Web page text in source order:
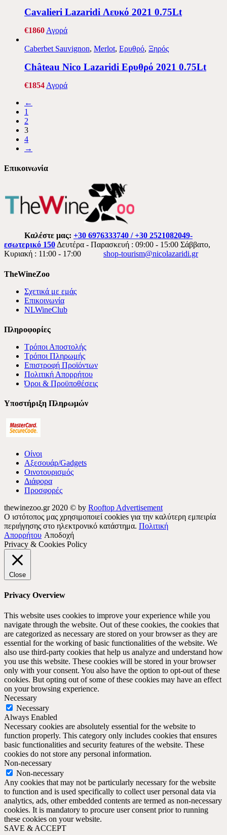
Cavalieri Lazaridi Λευκό 2021 0.75Lt
€1860 Αγορά
Caberbet Sauvignon, Merlot, Ερυθρό, Ξηρός
Château Nico Lazaridi Ερυθρό 2021 0.75Lt
€1854 Αγορά
←
1
2
3
4
→
Επικοινωνία
Καλέστε μας: +30 6976333740 / +30 2521082049-
εσωτερικό 150 Δευτέρα - Παρασκευή : 09:00 - 15:00 Σάββατο,
Κυριακή : 11:00 - 17:00
shop-tourism@nicolazaridi.gr
TheWineZoo
Σχετικά με εμάς
Επικοινωνία
NLWineClub
Πληροφορίες
Τρόποι Αποστολής
Τρόποι Πληρωμής
Επιστροφή Προϊόντων
Πολιτική Απορρήτου
Όροι & Προϋποθέσεις
Υποστήριξη Πληρωμών
Οίνοι
Αξεσουάρ/Gadgets
Οινοτουρισμός
Διάφορα
Προσφορές
thewinezoo.gr 2020 © by Rooftop Advertisement
Ο ιστότοπος μας χρησιμοποιεί cookies για την καλύτερη εμπειρία
περιήγησης στο ηλεκτρονικό κατάστημα. Πολιτική
Απορρήτου Αποδοχή
Privacy & Cookies Policy
Close
Privacy Overview
This website uses cookies to improve your experience while you
navigate through the website. Out of these cookies, the cookies that
are categorized as necessary are stored on your browser as they are
essential for the working of basic functionalities of the website. We
also use third-party cookies that help us analyze and understand how
you use this website. These cookies will be stored in your browser
only with your consent. You also have the option to opt-out of these
cookies. But opting out of some of these cookies may have an effect
on your browsing experience.
Necessary
Necessary
Always Enabled
Necessary cookies are absolutely essential for the website to
function properly. This category only includes cookies that ensures
basic functionalities and security features of the website. These
cookies do not store any personal information.
Non-necessary
Non-necessary
Any cookies that may not be particularly necessary for the website
to function and is used specifically to collect user personal data via
analytics, ads, other embedded contents are termed as non-necessary
cookies. It is mandatory to procure user consent prior to running
these cookies on your website.
SAVE & ACCEPT